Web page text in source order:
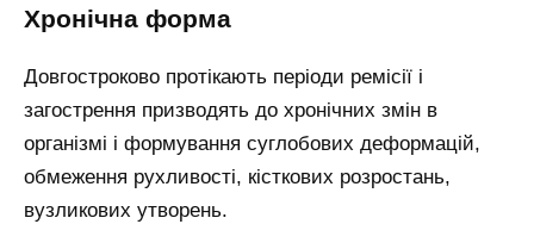
Хронічна форма
Довгостроково протікають періоди ремісії і
загострення призводять до хронічних змін в
організмі і формування суглобових деформацій,
обмеження рухливості, кісткових розростань,
вузликових утворень.